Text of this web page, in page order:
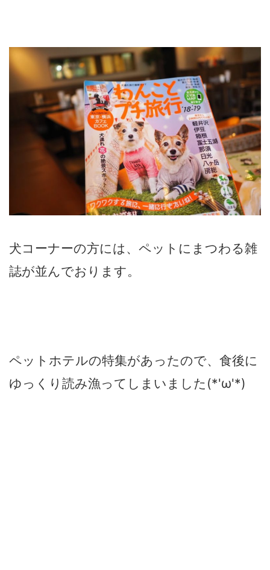
犬コーナーの方には、ペットにまつわる雑
誌が並んでおります。
ペットホテルの特集があったので、食後に
ゆっくり読み漁ってしまいました(*'ω'*)